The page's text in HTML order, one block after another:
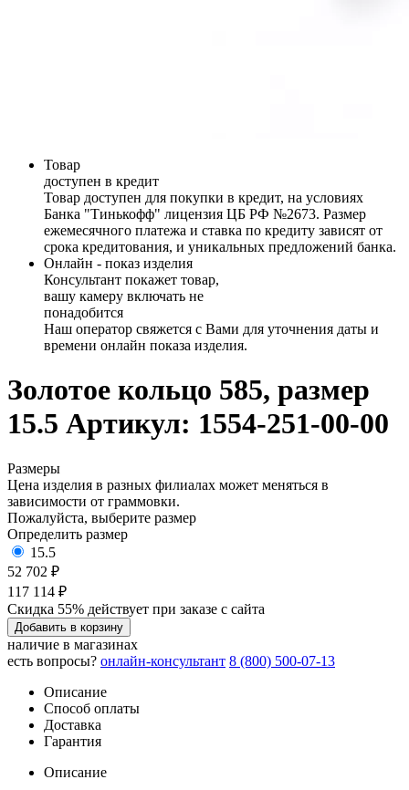
Товар
доступен в кредит
Товар доступен для покупки в кредит, на условиях
Банка "Тинькофф" лицензия ЦБ РФ №2673. Размер
ежемесячного платежа и ставка по кредиту зависят от
срока кредитования, и уникальных предложений банка.
Онлайн - показ изделия
Консультант покажет товар,
вашу камеру включать не
понадобится
Наш оператор свяжется с Вами для уточнения даты и
времени онлайн показа изделия.
Золотое кольцо 585, размер
15.5 Артикул: 1554-251-00-00
Размеры
Цена изделия в разных филиалах может меняться в
зависимости от граммовки.
Пожалуйста, выберите размер
Определить размер
15.5
52 702 ₽
117 114 ₽
Скидка 55% действует при заказе с сайта
Добавить в корзину
наличие в магазинах
есть вопросы? онлайн-консультант 8 (800) 500-07-13
Описание
Способ оплаты
Доставка
Гарантия
Описание